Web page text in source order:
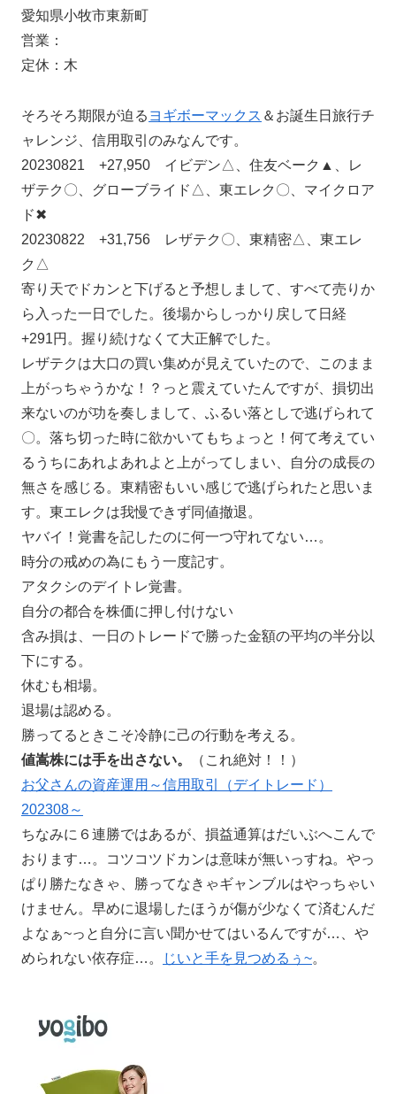
愛知県小牧市東新町
営業：
定休：木
そろそろ期限が迫る ヨギボーマックス ＆お誕生日旅行チ
ャレンジ、信用取引のみなんです。
20230821 +27,950 イビデン△、住友ベーク▲、レ
ザテク〇、グローブライド△、東エレク〇、マイクロア
ド✖
20230822 +31,756 レザテク〇、東精密△、東エレ
ク△
寄り天でドカンと下げると予想しまして、すべて売りか
ら入った一日でした。後場からしっかり戻して日経
+291円。握り続けなくて大正解でした。
レザテクは大口の買い集めが見えていたので、このまま
上がっちゃうかな！？っと震えていたんですが、損切出
来ないのが功を奏しまして、ふるい落としで逃げられて
〇。落ち切った時に欲かいてもちょっと！何て考えてい
るうちにあれよあれよと上がってしまい、自分の成長の
無さを感じる。東精密もいい感じで逃げられたと思いま
す。東エレクは我慢できず同値撤退。
ヤバイ！覚書を記したのに何一つ守れてない…。
時分の戒めの為にもう一度記す。
アタクシのデイトレ覚書。
自分の都合を株価に押し付けない
含み損は、一日のトレードで勝った金額の平均の半分以
下にする。
休むも相場。
退場は認める。
勝ってるときこそ冷静に己の行動を考える。
値嵩株には手を出さない。
（これ絶対！！）
お父さんの資産運用～信用取引（デイトレード）
202308～
ちなみに６連勝ではあるが、損益通算はだいぶへこんで
おります…。コツコツドカンは意味が無いっすね。やっ
ぱり勝たなきゃ、勝ってなきゃギャンブルはやっちゃい
けません。早めに退場したほうが傷が少なくて済むんだ
よなぁ~っと自分に言い聞かせてはいるんですが…、や
められない依存症…。
じいと手を見つめるぅ~。